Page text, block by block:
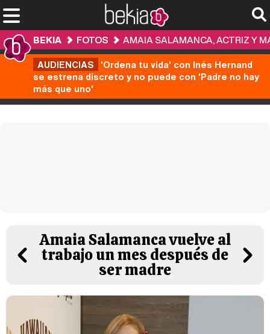
BEKIA FOTOS
AMAIA SALAMANCA, ACTRIZ Y
AUDIENCIAS 'Ordena tu vida' con Inés Hernand
se estrena discreto y no puede con 'Padre no hay
más que uno'
Amaia Salamanca vuelve al
trabajo un mes después de
ser madre